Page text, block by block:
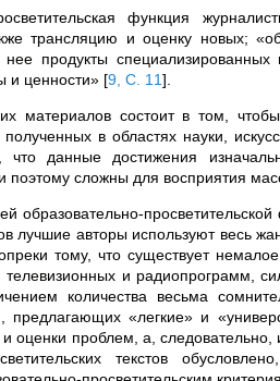
функция
трансляцию и оценку новых;
продукты специализированных
и ценности» [9, С. 11]
материалов состоит в том,
в областях науки,
данные достижения
сложны для восприятия
образовательно-
лучшие авторы используют весь
тому, что существует немалое
телевизионных и радиопрограмм,
количества весьма
предлагающих «легкие» и
оценки проблем, а,
текстов